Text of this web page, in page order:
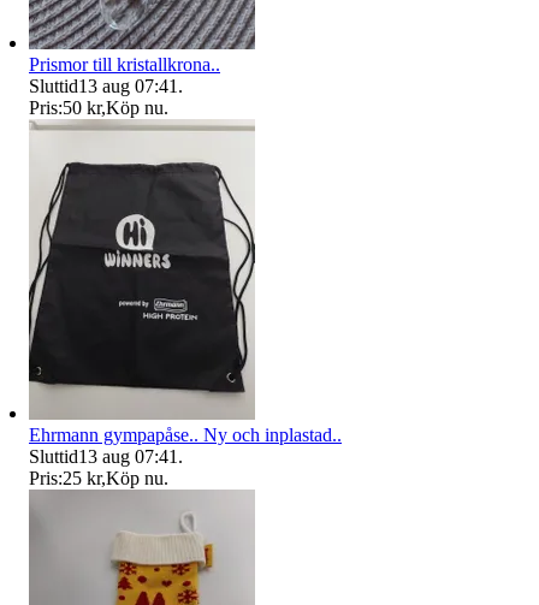
Prismor till kristallkrona..
Sluttid13 aug 07:41 .
Pris:50 kr,Köp nu.
Ehrmann gympapåse.. Ny och inplastad..
Sluttid13 aug 07:41 .
Pris:25 kr,Köp nu.